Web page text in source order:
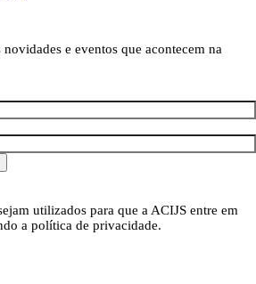
e eventos que acontecem na
utilizados para que a ACIJS entre em
a política de privacidade.